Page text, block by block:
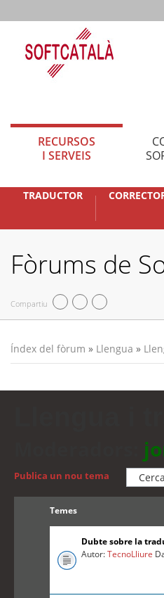
RECURSOS
I SERVEIS
TRADUCTOR
Fòrums de
Compartiu
Índex del fòrum » Llengua »
Publica un nou tema
Temes
Dubte sobre la
Autor:TecnoLliure